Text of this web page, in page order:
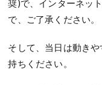
奨)で、インターネッ
で、ご了承ください。
そして、当日は動き
持ちください。